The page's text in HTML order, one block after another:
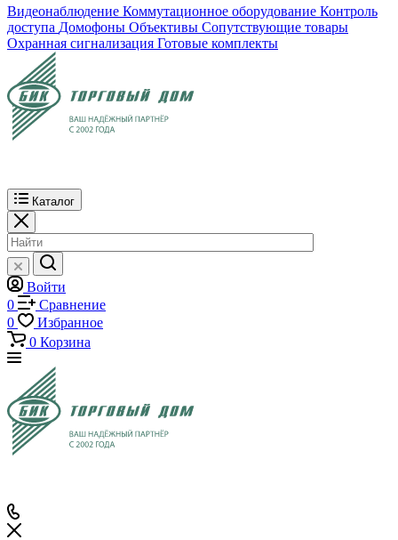
Видеонаблюдение Коммутационное оборудование Контроль
доступа Домофоны Объективы Сопутствующие товары
Охранная сигнализация Готовые комплекты
Каталог
Войти
0
Сравнение
0
Избранное
0 Корзина